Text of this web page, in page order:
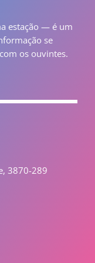
estação — é um
se
os ouvintes.
3870-289